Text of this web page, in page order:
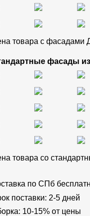
товара с фасадами
фасады
товара cо
по СПб
поставки: 2-5 дней
10-15% от цены